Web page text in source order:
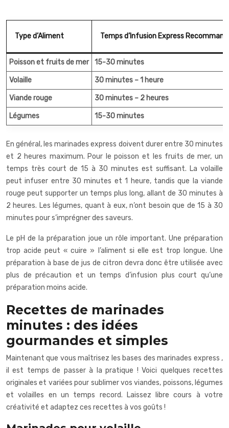
Type d’Aliment Temps d’Infusion Express
Poisson et fruits de mer 15-30 minutes
Volaille 30 minutes – 1 heure
Viande rouge 30 minutes – 2 heures
Légumes 15-30 minutes
En général, lesmarinades express doivent durer entre 30 minutes
et 2 heures maximum. Pour le poisson et les fruits de mer, un
temps très court de 15 à 30 minutes est suffisant. La volaille
peut infuser entre 30 minutes et 1 heure, tandis que la viande
rouge peut supporter un temps plus long, allant de 30 minutes à
2 heures. Les légumes, quant à eux, n’ont besoin que de 15 à 30
minutes pour s’imprégner des saveurs.
Le pH de la préparation joue un rôle important. Une préparation
trop acide peut « cuire » l’aliment si elle est trop longue. Une
préparation à base de jus de citron devra donc être utilisée avec
plus de précaution et un temps d’infusion plus court qu’une
préparation moins acide.
Recettes de marinades
minutes : des idées
gourmandes et simples
Maintenant que vous maîtrisez les bases desmarinades express ,
il est temps de passer à la pratique ! Voici quelques recettes
originales et variées pour sublimer vos viandes, poissons, légumes
et volailles en un temps record. Laissez libre cours à votre
créativité et adaptez ces recettes à vos goûts !